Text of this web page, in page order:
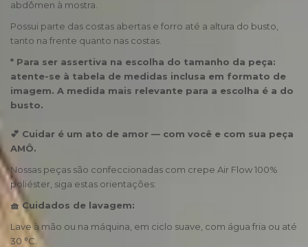
abdômen à mostra.
Possui parte das costas abertas e forro até a altura do busto,
tanto na frente quanto nas costas.
* Para ser assertiva na escolha do tamanho da peça:
atente-se à tabela de medidas inclusa em formato de
imagem. A medida mais relevante para a escolha é a do
busto.
​💕 Cuidar é um ato de amor — com você e com sua peça
AMÔ.
Nossas peças são confeccionadas com crepe Air Flow 100%
poliéster, siga estas orientações:
🧺 Cuidados de lavagem:
Lave à mão ou na máquina, em ciclo suave, com água fria ou até
30 °C.